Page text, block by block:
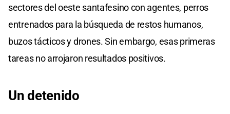
sectores del oeste santafesino con agentes, perros
entrenados para la búsqueda de restos humanos,
buzos tácticos y drones. Sin embargo, esas primeras
tareas no arrojaron resultados positivos.
Un detenido